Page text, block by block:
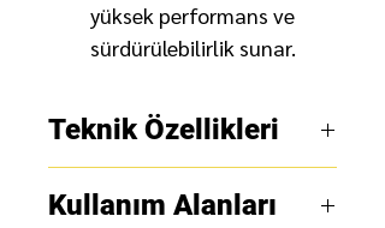
yüksek performans ve
sürdürülebilirlik sunar.
Teknik Özellikleri
Boyut:7” x 1.75” (177.8
Kullanım Alanları